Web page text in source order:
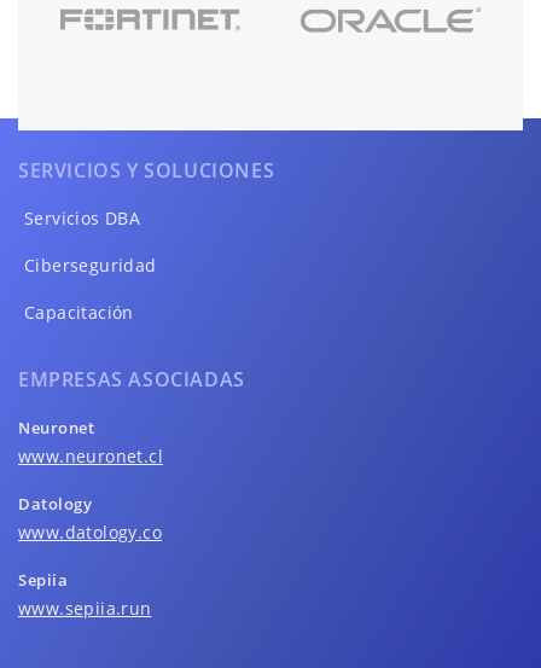
SERVICIOS Y SOLUCIONES
Servicios DBA
Ciberseguridad
Capacitación
EMPRESAS ASOCIADAS
Neuronet
www.neuronet.cl
Datology
www.datology.co
Sepiia
www.sepiia.run